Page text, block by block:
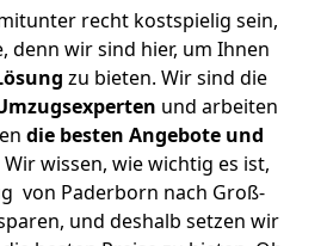
recht kostspielig sein,
denn wir sind hier, um Ihnen
zu bieten. Wir sind die
und arbeiten
die besten Angebote und
wissen, wie wichtig es ist,
von Paderborn nach Groß-
und deshalb setzen wir